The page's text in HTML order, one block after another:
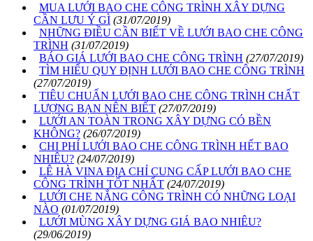
MUA LƯỚI BAO CHE CÔNG TRÌNH XÂY DỰNG
CẦN LƯU Ý GÌ (31/07/2019)
NHỮNG ĐIỀU CẦN BIẾT VỀ LƯỚI BAO CHE CÔNG
TRÌNH (31/07/2019)
BÁO GIÁ LƯỚI BAO CHE CÔNG TRÌNH (27/07/2019)
TÌM HIỂU QUY ĐỊNH LƯỚI BAO CHE CÔNG TRÌNH
(27/07/2019)
TIÊU CHUẨN LƯỚI BAO CHE CÔNG TRÌNH CHẤT
LƯỢNG BẠN NÊN BIẾT (27/07/2019)
LƯỚI AN TOÀN TRONG XÂY DỰNG CÓ BỀN
KHÔNG? (26/07/2019)
CHI PHÍ LƯỚI BAO CHE CÔNG TRÌNH HẾT BAO
NHIÊU? (24/07/2019)
LÊ HÀ VINA ĐỊA CHỈ CUNG CẤP LƯỚI BAO CHE
CÔNG TRÌNH TỐT NHẤT (24/07/2019)
LƯỚI CHE NẮNG CÔNG TRÌNH CÓ NHỮNG LOẠI
NÀO (01/07/2019)
LƯỚI MÙNG XÂY DỰNG GIÁ BAO NHIÊU?
(29/06/2019)